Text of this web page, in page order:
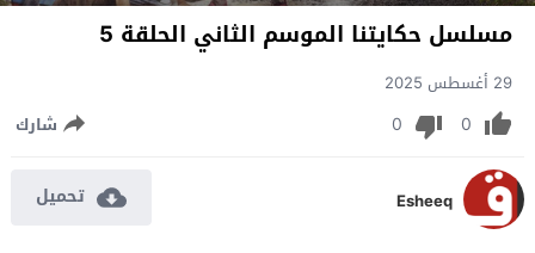
مسلسل حكايتنا الموسم الثاني الحلقة 5
29 أغسطس 2025
0
0 شارك
Esheeq تحميل